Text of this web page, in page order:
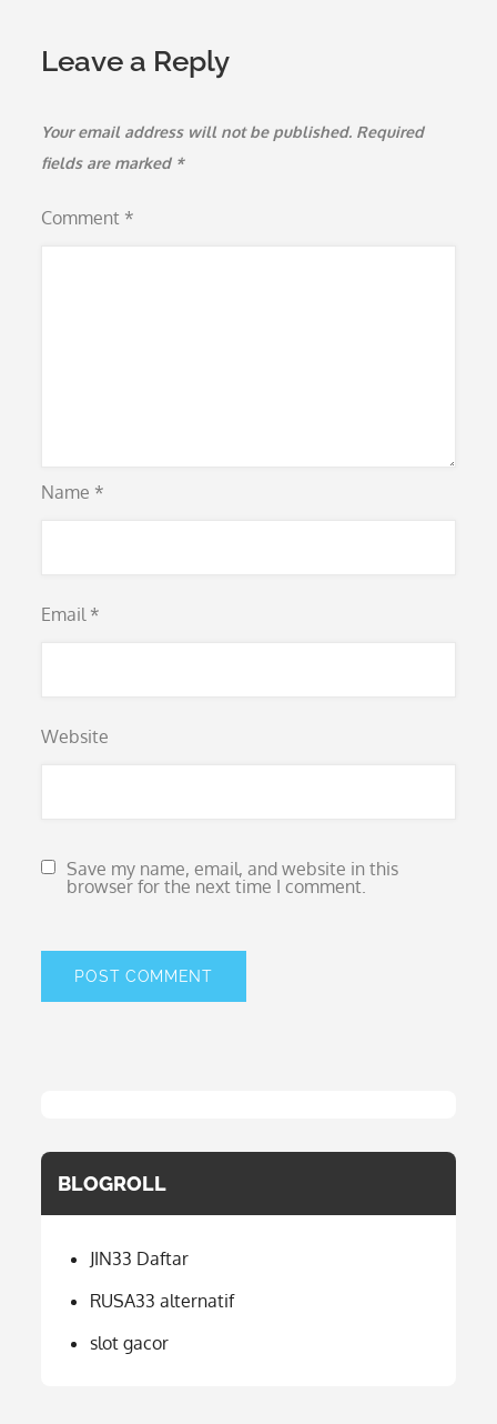
Leave a Reply
Your email address will not be published. Required
fields are marked *
Comment *
Name *
Email *
Website
Save my name, email, and website in this
browser for the next time I comment.
BLOGROLL
JIN33 Daftar
RUSA33 alternatif
slot gacor